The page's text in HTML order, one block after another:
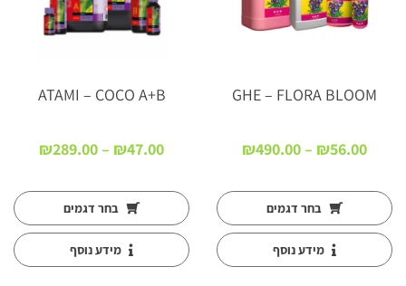
GHE – FLORA BLOOM
₪56.00
–
₪490.00
בחר דגמים
מידע נוסף
ATAMI – COCO A+B
₪47.00
–
₪289.00
בחר דגמים
מידע נוסף